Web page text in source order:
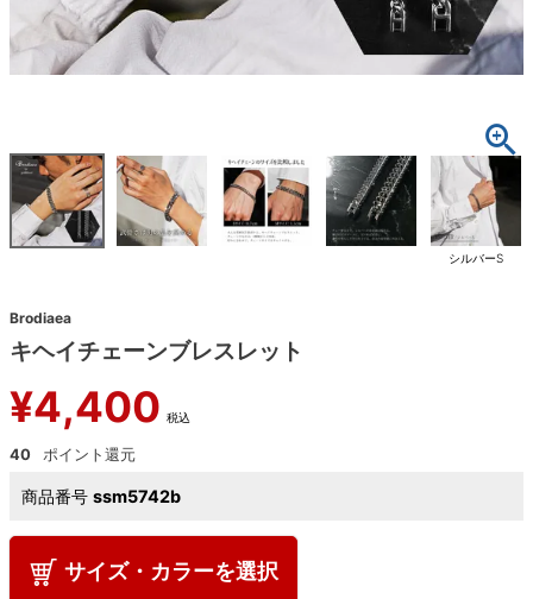
シルバーS
Brodiaea
キヘイチェーンブレスレット
¥4,400 税込
40
商品番号 ssm5742b
サイズ・カラーを選択